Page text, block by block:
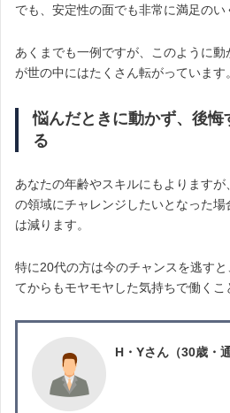
でも、安定性の面でも非常に満足のい
あくまでも一例ですが、このように
が世の中にはたくさん転がっています。
悩んだときに動かず、後
る
あなたの年齢やスキルにもよります
の領域にチャレンジしたいとなった
は減ります。
特に20代の方は今のチャンスを逃す
てからもモヤモヤした気持ちで働くこ
H・Yさん（30歳・通